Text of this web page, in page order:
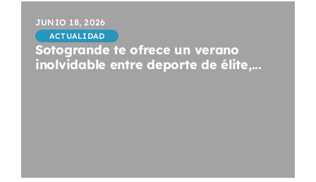
JUNIO 18, 2026
ACTUALIDAD
Sotogrande te ofrece un verano
inolvidable entre deporte de élite,...